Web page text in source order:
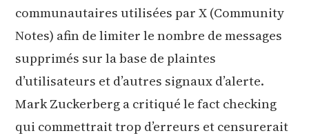
communautaires utilisées par X (Community
Notes) afin de limiter le nombre de messages
supprimés sur la base de plaintes
d’utilisateurs et d’autres signaux d’alerte.
Mark Zuckerberg a critiqué le fact checking
qui commettrait trop d’erreurs et censurerait